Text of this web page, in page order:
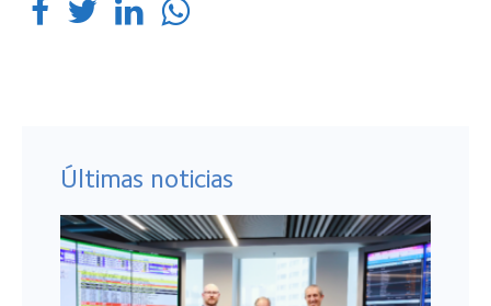
Últimas noticias